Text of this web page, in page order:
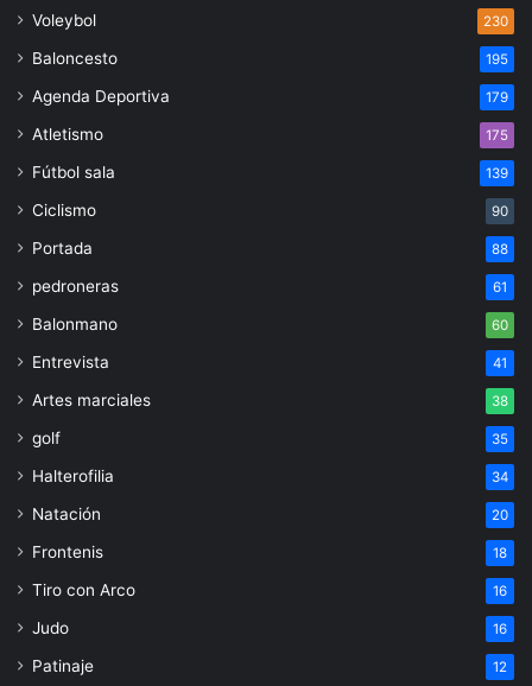
Voleybol 230
Baloncesto 195
Agenda Deportiva 179
Atletismo 175
Fútbol sala 139
Ciclismo 90
Portada 88
pedroneras 61
Balonmano 60
Entrevista 41
Artes marciales 38
golf 35
Halterofilia 34
Natación 20
Frontenis 18
Tiro con Arco 16
Judo 16
Patinaje 12